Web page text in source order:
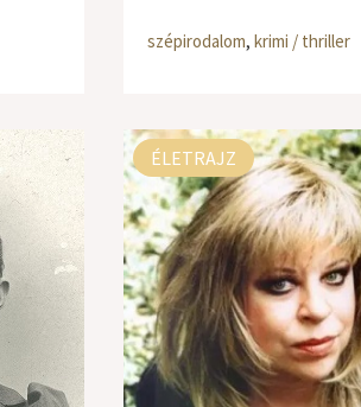
szépirodalom, krimi / thriller
ÉLETRAJZ